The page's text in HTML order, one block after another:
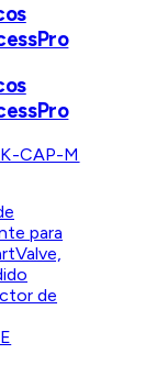
CAP-M